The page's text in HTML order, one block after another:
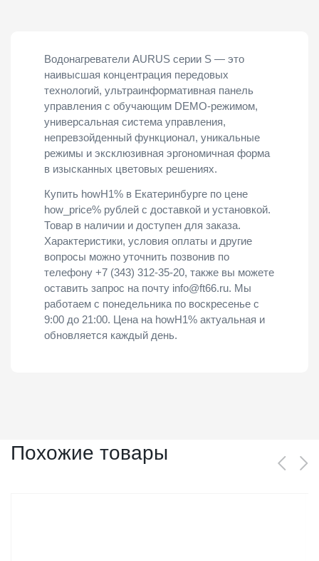
Водонагреватели AURUS серии S — это
наивысшая концентрация передовых
технологий, ультраинформативная панель
управления с обучающим DEMO-режимом,
универсальная система управления,
непревзойденный функционал, уникальные
режимы и эксклюзивная эргономичная форма
в изысканных цветовых решениях.
Купить howH1% в Екатеринбурге по цене
how_price% рублей с доставкой и установкой.
Товар в наличии и доступен для заказа.
Характеристики, условия оплаты и другие
вопросы можно уточнить позвонив по
телефону +7 (343) 312-35-20, также вы можете
оставить запрос на почту info@ft66.ru. Мы
работаем с понедельника по воскресенье с
9:00 до 21:00. Цена на howH1% актуальная и
обновляется каждый день.
Похожие товары